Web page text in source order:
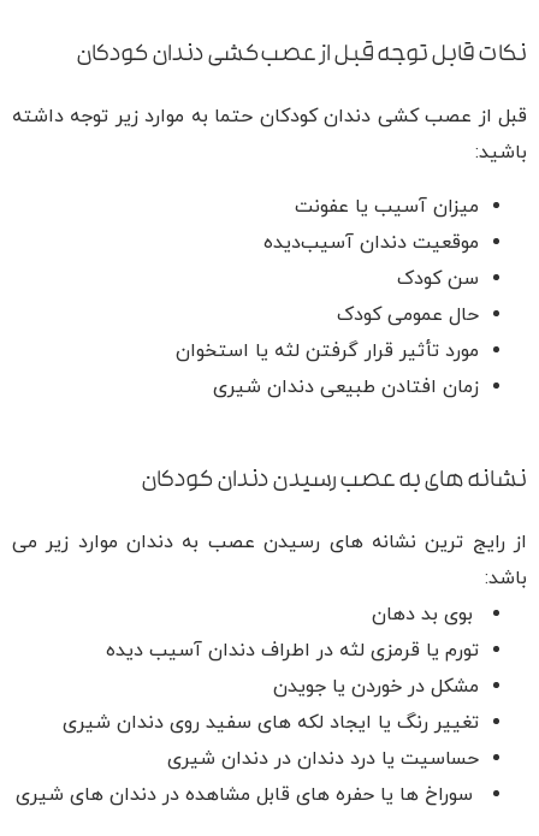
نکات قابل توجه قبل از عصب‌کشی دندان کودکان
قبل از عصب کشی دندان کودکان حتما به موارد زیر توجه داشته
باشید:
میزان آسیب یا عفونت
موقعیت دندان آسیب‌دیده
سن کودک
حال عمومی کودک
مورد تأثیر قرار گرفتن لثه یا استخوان
زمان افتادن طبیعی دندان شیری
نشانه های به عصب رسیدن دندان کودکان
از رایج ترین نشانه های رسیدن عصب به دندان موارد زیر می
باشد:
بوی بد دهان
تورم یا قرمزی لثه در اطراف دندان آسیب دیده
مشکل در خوردن یا جویدن
تغییر رنگ یا ایجاد لکه های سفید روی دندان شیری
حساسیت یا درد دندان در دندان شیری
سوراخ ها یا حفره های قابل مشاهده در دندان های شیری